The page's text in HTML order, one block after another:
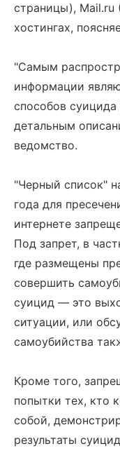
страницы), Mail.ru
хостингах,
"Самым
информации
способов
детальным
ведомство.
"Черный список"
года для
интернете
Под запрет, в
где размещены
совершить
суицид — это
ситуации, или
самоубийства
Кроме того,
попытки тех, кто
собой,
результаты